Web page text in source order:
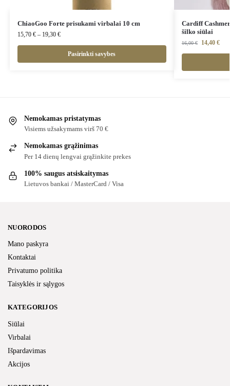
ChiaoGoo Forte prisukami virbalai 10 cm
15,70 € – 19,30 €
Pasirinkti savybes
Cardiff
šilko siūlai
16,00€ 14,40 €
Nemokamas pristatymas
Visiems užsakymams virš 70 €
Nemokamas grąžinimas
Per 14 dienų lengvai grąžinkite prekes
100% saugus atsiskaitymas
Lietuvos bankai / MasterCard / Visa
NUORODOS
Mano paskyra
Kontaktai
Privatumo politika
Taisyklės ir sąlygos
KATEGORIJOS
Siūlai
Virbalai
Išpardavimas
Akcijos